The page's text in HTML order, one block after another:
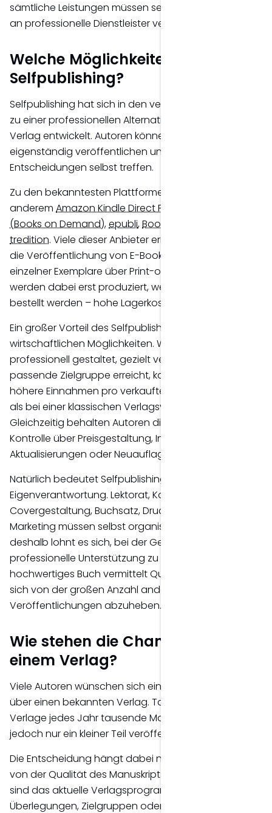
sämtliche Leistungen müssen selbst organisiert oder
an professionelle Dienstleister vergeben werden.
Welche Möglichkeiten bietet
Selfpublishing?
Selfpublishing hat sich in den vergangenen Jahren
zu einer professionellen Alternative zum klassischen
Verlag entwickelt. Autoren können ihr Buch heute
eigenständig veröffentlichen und dabei nahezu alle
Entscheidungen selbst treffen.
Zu den bekanntesten Plattformen gehören unter
anderem Amazon Kindle Direct Publishing (KDP)
(Books on Demand),epubli,Bookmundo
tredition. Viele dieser Anbieter ermöglichen sowohl
die Veröffentlichung von E-Books als auch den Druck
einzelner Exemplare über Print-on-Demand. Bücher
werden dabei erst produziert, wenn sie tatsächlich
bestellt werden – hohe Lagerkosten entfallen.
Ein großer Vorteil des Selfpublishings liegt in den
wirtschaftlichen Möglichkeiten. Wer sein Buch
professionell gestaltet, gezielt vermarktet und die
passende Zielgruppe erreicht, kann häufig deutlich
höhere Einnahmen pro verkauftem Exemplar erzielen
als bei einer klassischen Verlagsveröffentlichung.
Gleichzeitig behalten Autoren die vollständige
Kontrolle über Preisgestaltung, Inhalte und spätere
Aktualisierungen oder Neuauflagen.
Natürlich bedeutet Selfpublishing auch mehr
Eigenverantwortung. Lektorat, Korrektorat,
Covergestaltung, Buchsatz, Druckvorbereitung und
Marketing müssen selbst organisiert werden. Gerade
deshalb lohnt es sich, bei der Gestaltung auf
professionelle Unterstützung zu setzen. Ein
hochwertiges Buch vermittelt Qualität und hilft dabei,
sich von der großen Anzahl anderer
Veröffentlichungen abzuheben.
Wie stehen die Chancen bei
einem Verlag?
Viele Autoren wünschen sich eine Veröffentlichung
über einen bekannten Verlag. Tatsächlich erhalten
Verlage jedes Jahr tausende Manuskripte, von denen
jedoch nur ein kleiner Teil veröffentlicht wird.
Die Entscheidung hängt dabei nicht ausschließlich
von der Qualität des Manuskripts ab. Ebenso wichtig
sind das aktuelle Verlagsprogramm, wirtschaftliche
Überlegungen, Zielgruppen oder Markttrends. Selbst